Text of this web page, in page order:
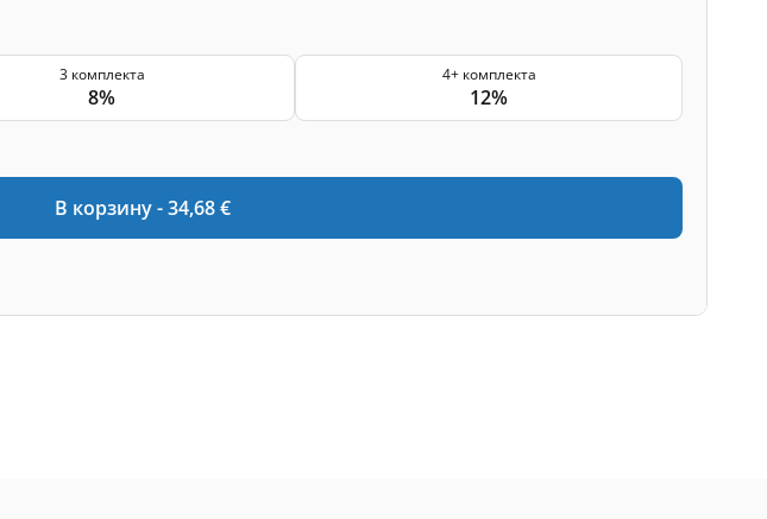
3 комплекта
8%
4+ комплекта
12%
В корзину -34,68€